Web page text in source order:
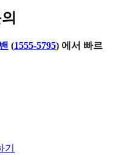
(1555-5795) 에서 빠르